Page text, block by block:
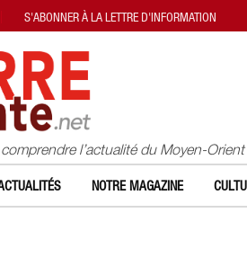
l’actualité du Moyen-Orient
NOTRE MAGAZINE
S'ABONNER À LA LETTRE D'INFORMATION